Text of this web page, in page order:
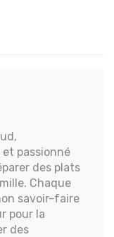
passionné
des plats
Chaque
savoir-faire
pour la
des